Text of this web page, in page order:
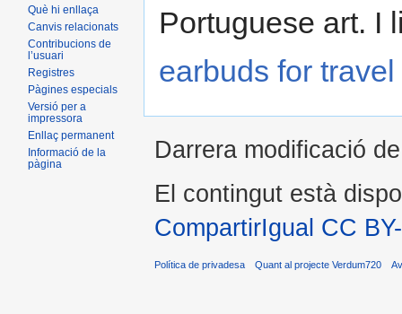
Portuguese art. I
earbuds for
Què hi enllaça
Canvis relacionats
Contribucions de
l’usuari
Registres
Pàgines especials
Versió per a
impressora
Enllaç permanent
Informació de la
pàgina
Darrera modificació
El contingut està
CompartirIgual CC
Política de privadesa Quant al projecte Verdum720